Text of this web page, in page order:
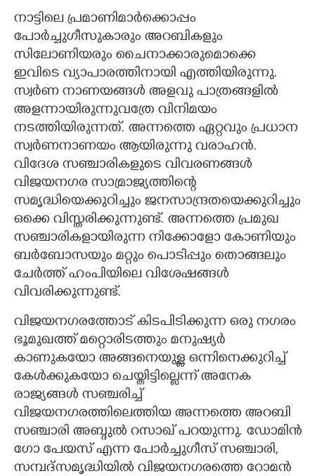
നാട്ടിലെ പ്രമാണിമാർക്കൊപ്പം
പോർച്ചുഗീസുകാരും അറബികളും
സിലോണിയരും ചൈനാക്കാരുമൊക്കെ
ഇവിടെ വ്യാപാരത്തിനായി എത്തിയിരുന്നു.
സ്വർണ നാണയങ്ങൾ അളവു പാത്രങ്ങളിൽ
അളന്നായിരുന്നുവത്രേ വിനിമയം
നടത്തിയിരുന്നത്. അന്നത്തെ ഏറ്റവും പ്രധാന
സ്വർണനാണയം ആയിരുന്നു വരാഹൻ.
വിദേശ സഞ്ചാരികളുടെ വിവരണങ്ങൾ
വിജയനഗര സാമ്രാജ്യത്തിന്റെ
സമൃദ്ധിയെക്കുറിച്ചും ജനസാന്ദ്രതയെക്കുറിച്ചും
ഒക്കെ വിസ്തരിക്കുന്നുണ്ട്. അന്നത്തെ പ്രമുഖ
സഞ്ചാരികളായിരുന്ന നിക്കോളോ കോണിയും
ബർബോസയും മറ്റും പൊടിപ്പും തൊങ്ങലും
ചേർത്ത് ഹംപിയിലെ വിശേഷങ്ങൾ
വിവരിക്കുന്നുണ്ട്.
വിജയനഗരത്തോട് കിടപിടിക്കുന്ന ഒരു നഗരം
ഭൂമുഖത്ത് മറ്റൊരിടത്തും മനുഷ്യർ
കാണുകയോ അങ്ങനെയുള്ള ഒന്നിനെക്കുറിച്ച്
കേൾക്കുകയോ ചെയ്തിട്ടില്ലെന്ന് അനേക
രാജ്യങ്ങൾ സഞ്ചരിച്ച്
വിജയനഗരത്തിലെത്തിയ അന്നത്തെ അറബി
സഞ്ചാരി അബ്ദുൽ റസാഖ് പറയുന്നു. ഡോമിൻ
ഗോ പേയസ് എന്ന പോർച്ചുഗീസ് സഞ്ചാരി,​
സമ്പദ്സമൃദ്ധിയിൽ വിജയനഗരത്തെ റോമൻ